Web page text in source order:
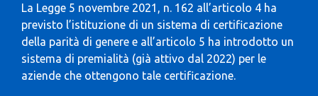
La Legge 5 novembre 2021, n. 162 all’articolo 4 ha
previsto l’istituzione di un sistema di certificazione
della parità di genere e all’articolo 5 ha introdotto un
sistema di premialità (già attivo dal 2022) per le
aziende che ottengono tale certificazione.